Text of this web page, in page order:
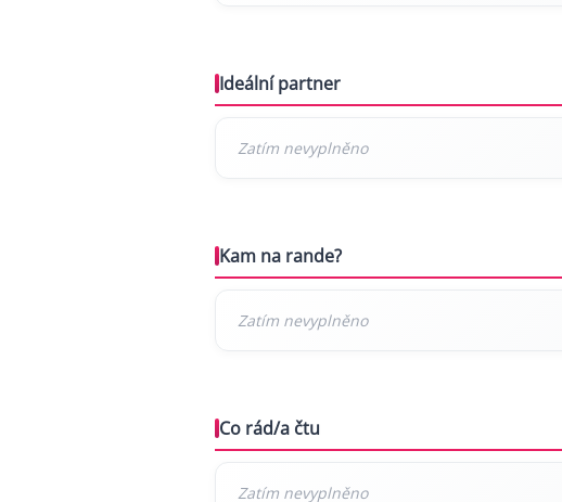
Ideální partner
Kam na rande?
Co rád/a čtu